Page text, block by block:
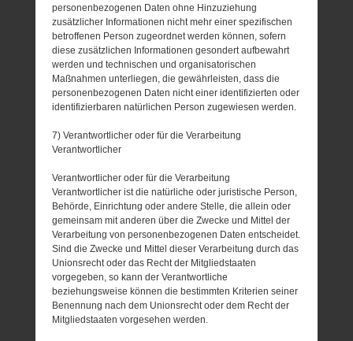
personenbezogenen Daten ohne Hinzuziehung
zusätzlicher Informationen nicht mehr einer spezifischen
betroffenen Person zugeordnet werden können, sofern
diese zusätzlichen Informationen gesondert aufbewahrt
werden und technischen und organisatorischen
Maßnahmen unterliegen, die gewährleisten, dass die
personenbezogenen Daten nicht einer identifizierten oder
identifizierbaren natürlichen Person zugewiesen werden.
7) Verantwortlicher oder für die Verarbeitung
Verantwortlicher
Verantwortlicher oder für die Verarbeitung
Verantwortlicher ist die natürliche oder juristische Person,
Behörde, Einrichtung oder andere Stelle, die allein oder
gemeinsam mit anderen über die Zwecke und Mittel der
Verarbeitung von personenbezogenen Daten entscheidet.
Sind die Zwecke und Mittel dieser Verarbeitung durch das
Unionsrecht oder das Recht der Mitgliedstaaten
vorgegeben, so kann der Verantwortliche
beziehungsweise können die bestimmten Kriterien seiner
Benennung nach dem Unionsrecht oder dem Recht der
Mitgliedstaaten vorgesehen werden.